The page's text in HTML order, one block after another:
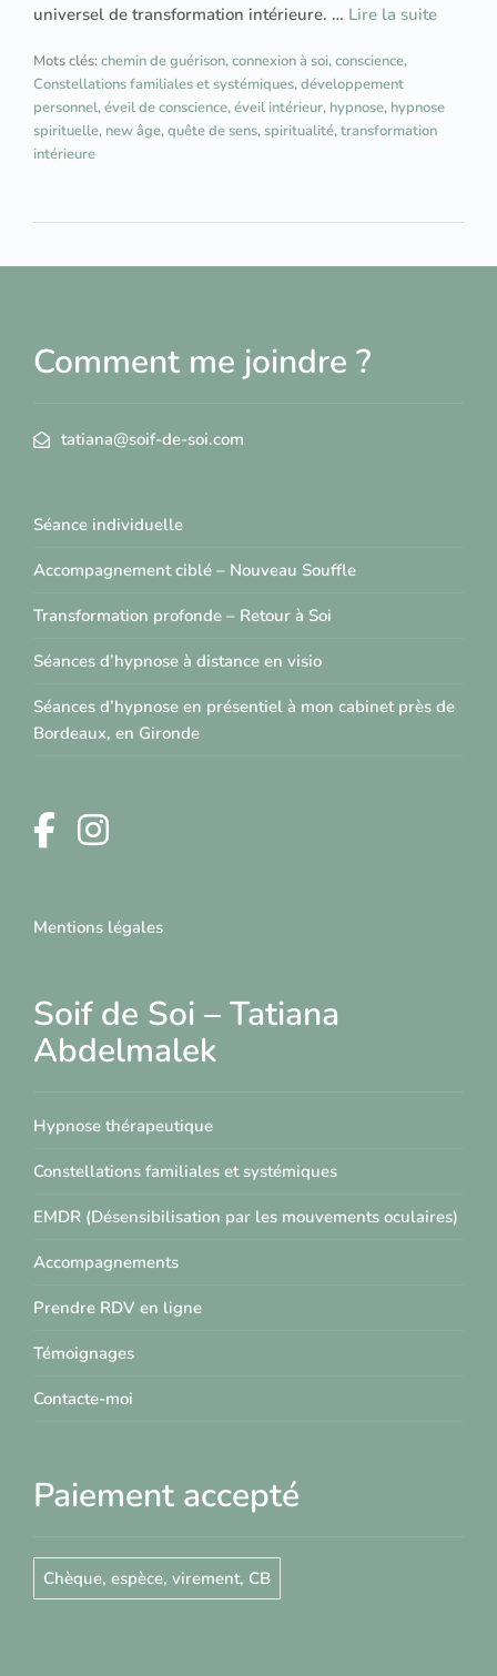
universel de transformation intérieure. … Lire la suite
Mots clés:chemin de guérison,connexion à soi,conscience,
Constellations familiales et systémiques,développement
personnel,éveil de conscience,éveil intérieur, hypnose, hypnose
spirituelle, new âge,quête de sens,spiritualité,transformation
intérieure
Comment me joindre ?
tatiana@soif-de-soi.com
Séance individuelle
Accompagnement ciblé – Nouveau Souffle
Transformation profonde – Retour à Soi
Séances d’hypnose à distance en visio
Séances d’hypnose en présentiel à mon cabinet près de
Bordeaux, en Gironde
Mentions légales
Soif de Soi – Tatiana
Abdelmalek
Hypnose thérapeutique
Constellations familiales et systémiques
EMDR (Désensibilisation par les mouvements oculaires)
Accompagnements
Prendre RDV en ligne
Témoignages
Contacte-moi
Paiement accepté
Chèque, espèce, virement, CB